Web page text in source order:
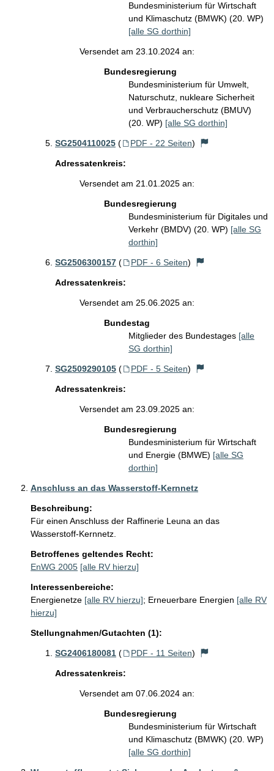
Bundesministerium für Wirtschaft
und Klimaschutz (BMWK) (20. WP)
[alle SG dorthin]
Versendet am 23.10.2024 an:
Bundesregierung
Bundesministerium für Umwelt,
Naturschutz, nukleare Sicherheit
und Verbraucherschutz (BMUV)
(20. WP) [alle SG dorthin]
SG2504110025 ( PDF - 22 Seiten)
Adressatenkreis:
Versendet am 21.01.2025 an:
Bundesregierung
Bundesministerium für Digitales und
Verkehr (BMDV) (20. WP) [alle SG
dorthin]
SG2506300157 ( PDF - 6 Seiten)
Adressatenkreis:
Versendet am 25.06.2025 an:
Bundestag
Mitglieder des Bundestages [alle
SG dorthin]
SG2509290105 ( PDF - 5 Seiten)
Adressatenkreis:
Versendet am 23.09.2025 an:
Bundesregierung
Bundesministerium für Wirtschaft
und Energie (BMWE) [alle SG
dorthin]
Anschluss an das Wasserstoff-Kernnetz
Beschreibung:
Für einen Anschluss der Raffinerie Leuna an das
Wasserstoff-Kernnetz.
Betroffenes geltendes Recht:
EnWG 2005 [alle RV hierzu]
Interessenbereiche:
Energienetze [alle RV hierzu]; Erneuerbare Energien [alle RV
hierzu]
Stellungnahmen/Gutachten (1):
SG2406180081 ( PDF - 11 Seiten)
Adressatenkreis:
Versendet am 07.06.2024 an:
Bundesregierung
Bundesministerium für Wirtschaft
und Klimaschutz (BMWK) (20. WP)
[alle SG dorthin]